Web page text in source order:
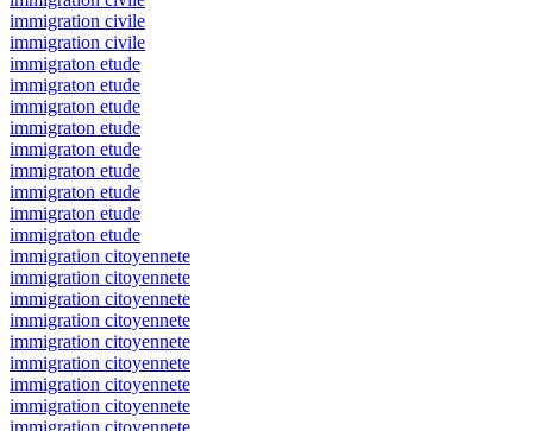
immigration civile
immigration civile
immigraton etude
immigraton etude
immigraton etude
immigraton etude
immigraton etude
immigraton etude
immigraton etude
immigraton etude
immigraton etude
immigration citoyennete
immigration citoyennete
immigration citoyennete
immigration citoyennete
immigration citoyennete
immigration citoyennete
immigration citoyennete
immigration citoyennete
immigration citoyennete